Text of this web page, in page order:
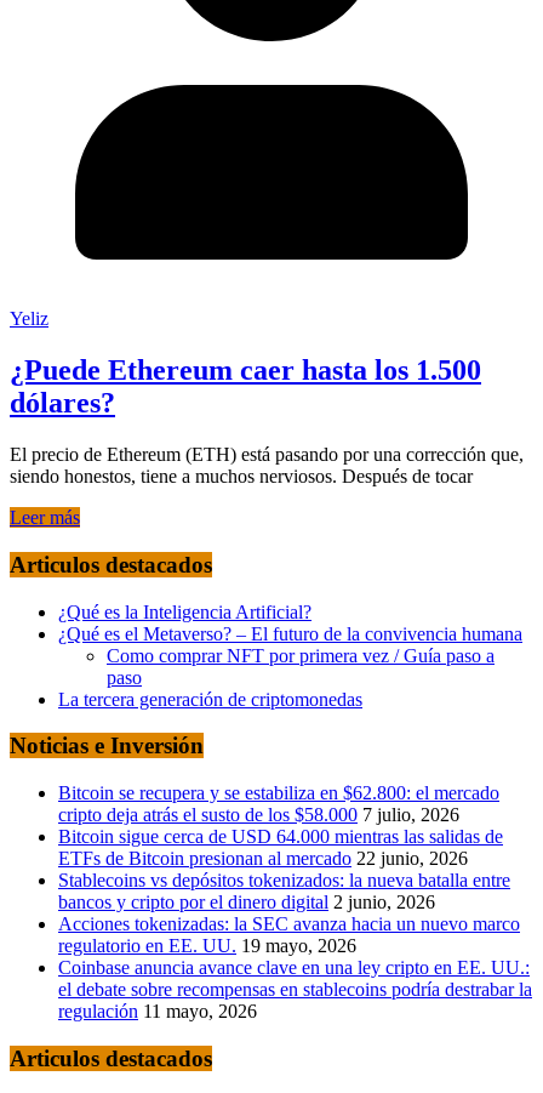
Yeliz
¿Puede Ethereum caer hasta los 1.500
dólares?
El precio de Ethereum (ETH) está pasando por una corrección que,
siendo honestos, tiene a muchos nerviosos. Después de tocar
Leer más
Articulos destacados
¿Qué es la Inteligencia Artificial?
¿Qué es el Metaverso? – El futuro de la convivencia humana
Como comprar NFT por primera vez / Guía paso a
paso
La tercera generación de criptomonedas
Noticias e Inversión
Bitcoin se recupera y se estabiliza en $62.800: el mercado
cripto deja atrás el susto de los $58.000 7 julio, 2026
Bitcoin sigue cerca de USD 64.000 mientras las salidas de
ETFs de Bitcoin presionan al mercado 22 junio, 2026
Stablecoins vs depósitos tokenizados: la nueva batalla entre
bancos y cripto por el dinero digital 2 junio, 2026
Acciones tokenizadas: la SEC avanza hacia un nuevo marco
regulatorio en EE. UU. 19 mayo, 2026
Coinbase anuncia avance clave en una ley cripto en EE. UU.:
el debate sobre recompensas en stablecoins podría destrabar la
regulación 11 mayo, 2026
Articulos destacados